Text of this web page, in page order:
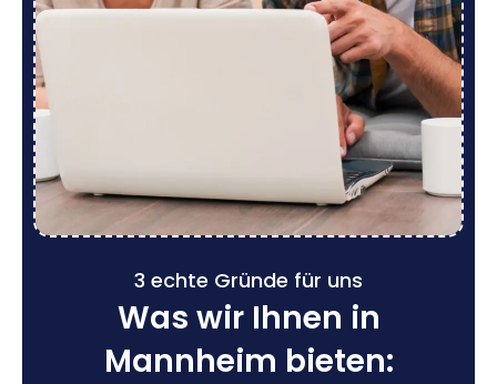
3 echte Gründe für uns
Was wir Ihnen in
Mannheim bieten: